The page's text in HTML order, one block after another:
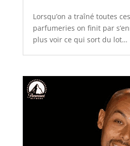
Lorsqu’on a traîné toutes
parfumeries on finit par
plus voir ce qui sort du lot…